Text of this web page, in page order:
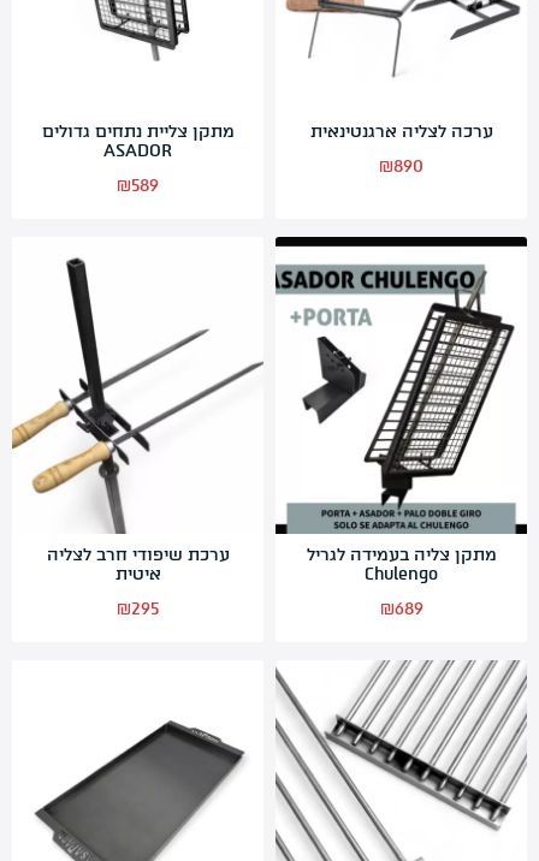
ערכה לצליה ארגנטינאית
₪890
מתקן צליית נתחים גדולים
ASADOR
₪589
מתקן צליה בעמידה לגריל
Chulengo
₪689
ערכת שיפודי חרב לצליה
איטית
₪295